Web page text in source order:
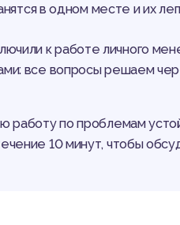
в одном месте и их
к работе личного
все вопросы решаем
работу по проблемам
10 минут, чтобы